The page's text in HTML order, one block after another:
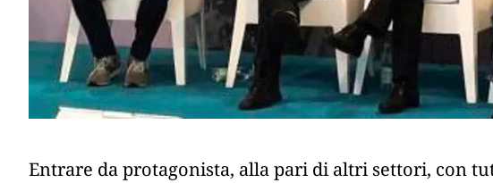
Entrare da protagonista, alla pari di altri settori, con